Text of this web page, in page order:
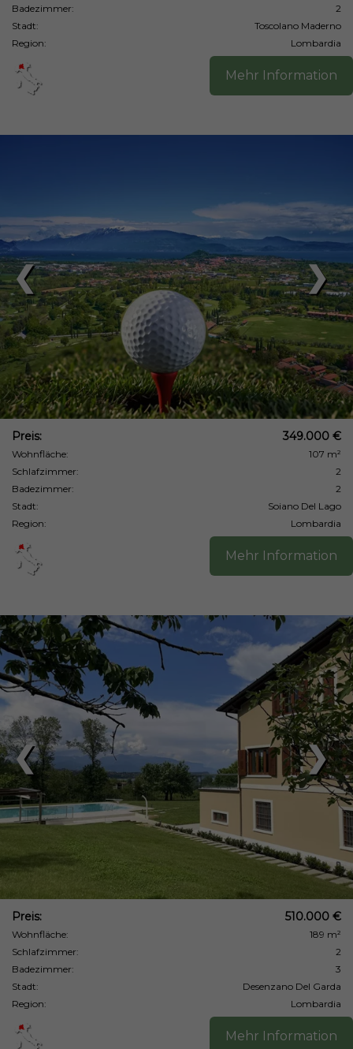
Badezimmer:
2
Stadt:
Toscolano Maderno
Region:
Lombardia
Mehr Information
❯
❮
Preis: 349.000 €
Wohnfläche:
107 m²
Schlafzimmer:
2
Badezimmer:
2
Stadt:
Soiano Del Lago
Region:
Lombardia
Mehr Information
❯
❮
Preis: 510.000 €
Wohnfläche:
189 m²
Schlafzimmer:
2
Badezimmer:
3
Stadt:
Desenzano Del Garda
Region:
Lombardia
Mehr Information